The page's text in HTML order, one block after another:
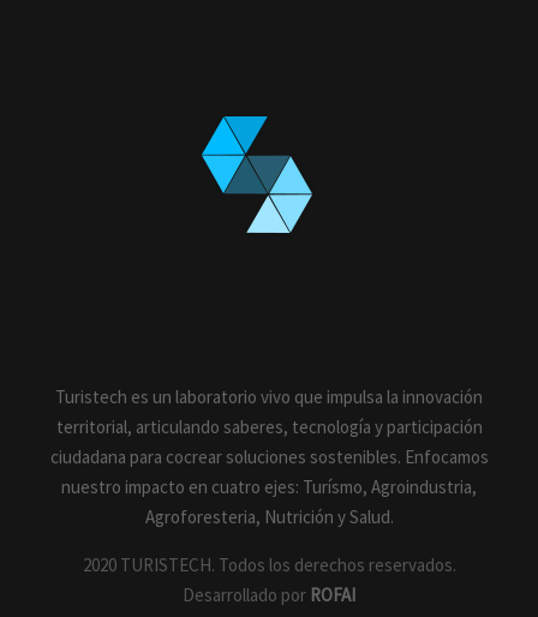
Turistech es un laboratorio vivo que impulsa la innovación
territorial, articulando saberes, tecnología y participación
ciudadana para cocrear soluciones sostenibles. Enfocamos
nuestro impacto en cuatro ejes: Turísmo, Agroindustria,
Agroforesteria, Nutrición y Salud.
2020 TURISTECH. Todos los derechos reservados.
Desarrollado por ROFAI